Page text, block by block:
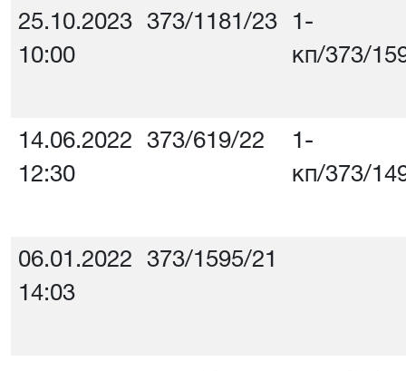
25.10.2023
10:00
373/1181/23
1-
кп/373/
14.06.2022
12:30
373/619/22
1-
кп/373/
06.01.2022
14:03
373/1595/21